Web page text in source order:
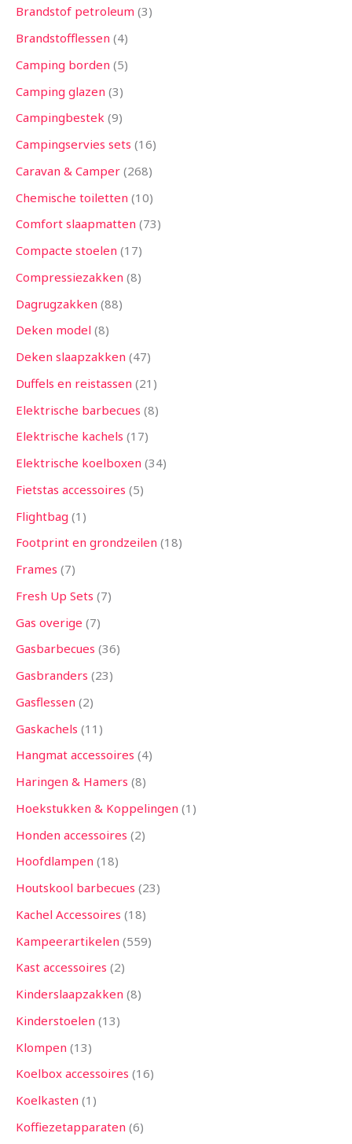
Brandstof petroleum 3
Brandstofflessen 4
Camping borden 5
Camping glazen 3
Campingbestek 9
Campingservies sets 16
Caravan & Camper 268
Chemische toiletten 10
Comfort slaapmatten 73
Compacte stoelen 17
Compressiezakken 8
Dagrugzakken 88
Deken model 8
Deken slaapzakken 47
Duffels en reistassen 21
Elektrische barbecues 8
Elektrische kachels 17
Elektrische koelboxen 34
Fietstas accessoires 5
Flightbag 1
Footprint en grondzeilen 18
Frames 7
Fresh Up Sets 7
Gas overige 7
Gasbarbecues 36
Gasbranders 23
Gasflessen 2
Gaskachels 11
Hangmat accessoires 4
Haringen & Hamers 8
Hoekstukken & Koppelingen 1
Honden accessoires 2
Hoofdlampen 18
Houtskool barbecues 23
Kachel Accessoires 18
Kampeerartikelen 559
Kast accessoires 2
Kinderslaapzakken 8
Kinderstoelen 13
Klompen 13
Koelbox accessoires 16
Koelkasten 1
Koffiezetapparaten 6